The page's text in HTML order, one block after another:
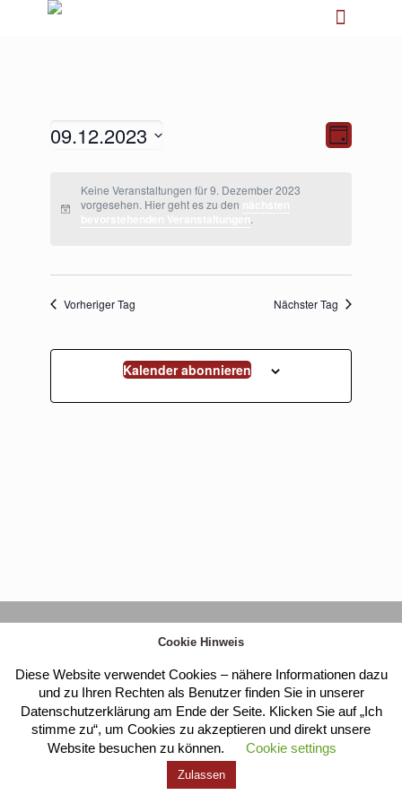
Ansichten-
Navigation
Ansichten-
Tag
09.12.2023
wählen.Keine Veranstaltungen für 9. Dezember 2023
vorgesehen. Hier geht es zu den
.
Vorheriger Tag Nächster Tag
Kalender abonnieren
Kloster Heilig Kreuz |Impressum
Cookie Hinweis
Diese Website verwendet Cookies – nähere Informationen dazu
und zu Ihren Rechten als Benutzer finden Sie in unserer
Datenschutzerklärung am Ende der Seite. Klicken Sie auf „Ich
stimme zu“, um Cookies zu akzeptieren und direkt unsere
Website besuchen zu können.
Cookie settings
Zulassen